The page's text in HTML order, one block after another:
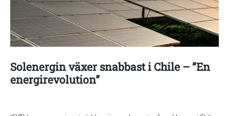
Solenergin växer snabbast i Chile – ”En
energirevolution”